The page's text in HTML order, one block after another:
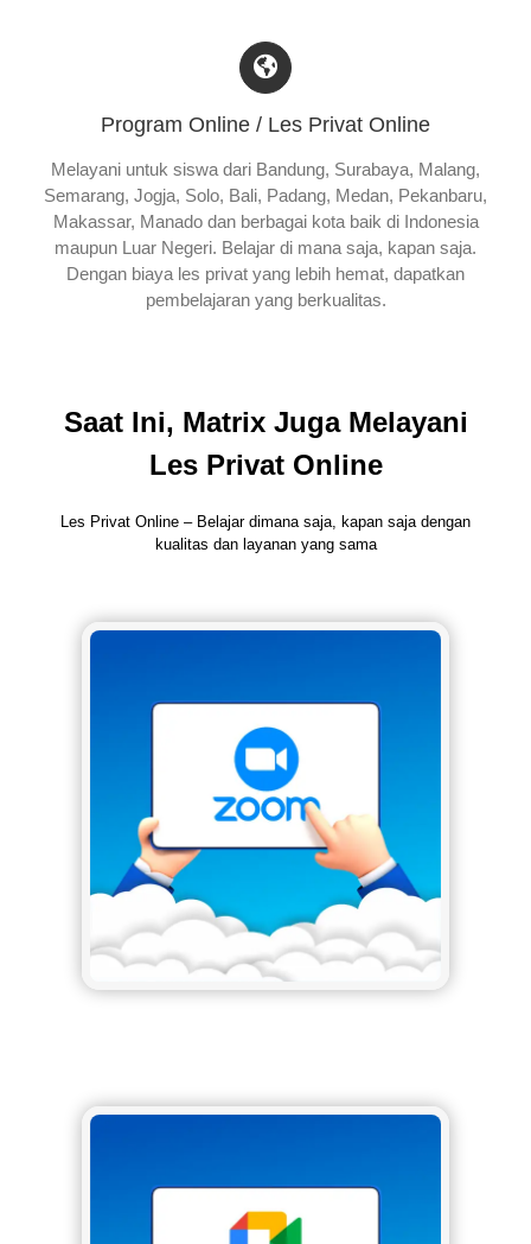
Program Online / Les Privat Online
Melayani untuk siswa dari Bandung, Surabaya, Malang,
Semarang, Jogja, Solo, Bali, Padang, Medan, Pekanbaru,
Makassar, Manado dan berbagai kota baik di Indonesia
maupun Luar Negeri. Belajar di mana saja, kapan saja.
Dengan biaya les privat yang lebih hemat, dapatkan
pembelajaran yang berkualitas.
Saat Ini, Matrix Juga Melayani
Les Privat Online
Les Privat Online – Belajar dimana saja, kapan saja dengan
kualitas dan layanan yang sama